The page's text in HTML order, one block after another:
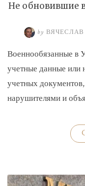
Не обновившие
by
Военнообязанные в
учетные данные или
учетных
нарушителями и